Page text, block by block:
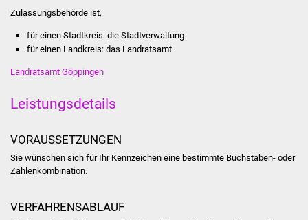
Lebenslagen
Schulen
Zulassungsbehörde ist,
für einen Stadtkreis: die Stadtverwaltung
für einen Landkreis: das Landratsamt
Landratsamt Göppingen
Leistungsdetails
VORAUSSETZUNGEN
Sie wünschen sich für Ihr Kennzeichen eine bestimmte Buchstaben- oder
Zahlenkombination.
VERFAHRENSABLAUF